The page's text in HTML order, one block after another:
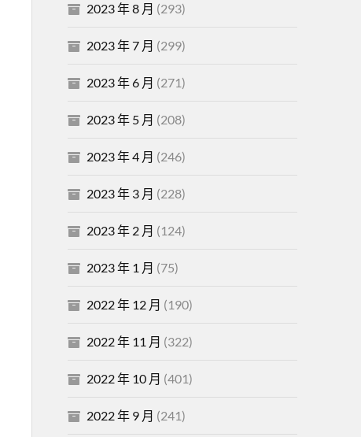
2023 年 8 月 (293)
2023 年 7 月 (299)
2023 年 6 月 (271)
2023 年 5 月 (208)
2023 年 4 月 (246)
2023 年 3 月 (228)
2023 年 2 月 (124)
2023 年 1 月 (75)
2022 年 12 月 (190)
2022 年 11 月 (322)
2022 年 10 月 (401)
2022 年 9 月 (241)